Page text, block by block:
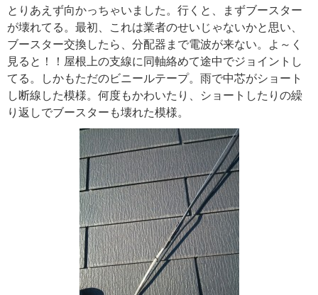
とりあえず向かっちゃいました。行くと、まずブースター
が壊れてる。最初、これは業者のせいじゃないかと思い、
ブースター交換したら、分配器まで電波が来ない。よ～く
見ると！！屋根上の支線に同軸絡めて途中でジョイントし
てる。しかもただのビニールテープ。雨で中芯がショート
し断線した模様。何度もかわいたり、ショートしたりの繰
り返しでブースターも壊れた模様。